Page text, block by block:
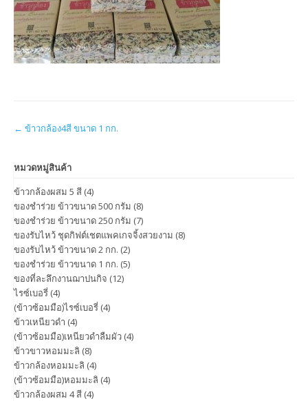
Post
← ข้าวกล้อง4สี ขนาด 1 กก.
หมวดหมู่สินค้า
ข้าวกล้องผสม 5 สี (4)
ของชำร่วย ข้าวขนาด 500 กรัม (8)
ของชำร่วย ข้าวขนาด 250 กรัม (7)
ของรับไหว้ ชุดกิฟต์เชตแพคเกจจิ้งสวยงาม (8)
ของรับไหว้ ข้าวขนาด 2 กก. (2)
ของชำร่วย ข้าวขนาด 1 กก. (5)
ของที่ละลึกงานฌาปนกิจ (12)
ไรซ์เบอรี่ (4)
(ข้าวซ้อมมือ)ไรซ์เบอรี่ (4)
ข้าวเหนียวดำ (4)
(ข้าวซ้อมมือ)เหนียวดำลืมผัว (4)
ข้าวขาวหอมมะลิ (8)
ข้าวกล้องหอมมะลิ (4)
(ข้าวซ้อมมือ)หอมมะลิ (4)
ข้าวกล้องผสม 4 สี (4)